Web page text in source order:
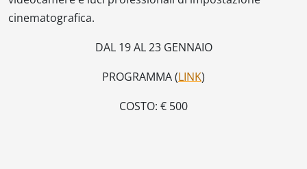
cinematografica.
DAL 19 AL 23 GENNAIO
PROGRAMMA (LINK)
COSTO: € 500